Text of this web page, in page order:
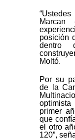
posición
dentro
Moltó.
Por su
de la
primer
que
el otro
120”,